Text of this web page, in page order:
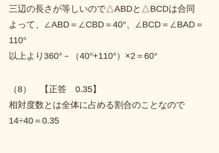
三辺の長さが等しいので△ABDと△BCDは合同
よって、∠ABD＝∠CBD＝40°、∠BCD＝∠BAD＝
110°
以上より360°－（40°+110°）×2＝60°
（8） 【正答 0.35】
相対度数とは全体に占める割合のことなので
14÷40＝0.35